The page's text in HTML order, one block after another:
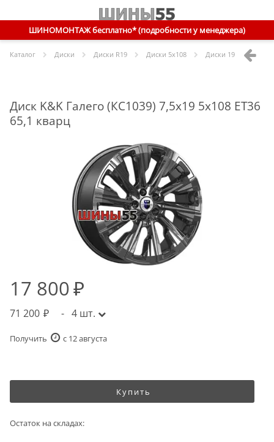
ШИНОМОНТАЖ бесплатно* (подробности у менеджера)
Каталог Диски Диски R19 Диски 5x108 Диски 19 5x108 ET36
Диск K&K Галего (КС1039) 7,5x19 5x108 ET36
65,1 кварц
17 800
71 200 - 4 шт.
Получить c 12 августа
Купить
Остаток на складах: